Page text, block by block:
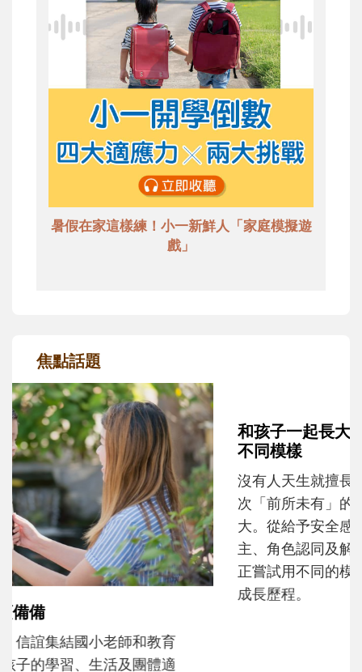
暑假在家這樣練！小一新鮮人「家庭模擬遊
戲」
焦點話題
和孩子一起長大的那個男人│讀懂父親的
不同模樣
沒有人天生就擅長當爸爸！男人總是在一次